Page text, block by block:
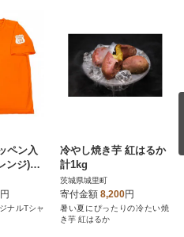
ペン入
レンジ)
円
ナルTシャ
冷やし焼き芋 紅はるか
計1kg
茨城県城里町
寄付金額 8,200円
暑い夏にぴったりの冷たい焼
き芋 紅はるか